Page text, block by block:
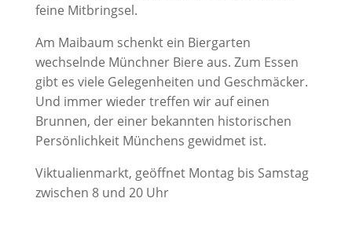
feine Mitbringsel.
Am Maibaum schenkt ein Biergarten
wechselnde Münchner Biere aus. Zum Essen
gibt es viele Gelegenheiten und Geschmäcker.
Und immer wieder treffen wir auf einen
Brunnen, der einer bekannten historischen
Persönlichkeit Münchens gewidmet ist.
Viktualienmarkt, geöffnet Montag bis Samstag
zwischen 8 und 20 Uhr